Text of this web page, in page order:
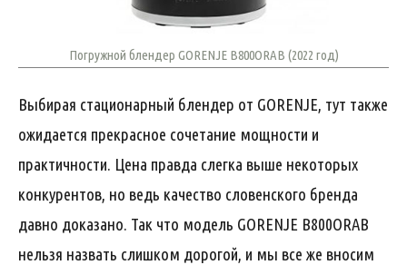
Погружной блендер GORENJE B800ORAB (2022 год)
Выбирая стационарный блендер от GORENJE, тут также
ожидается прекрасное сочетание мощности и
практичности. Цена правда слегка выше некоторых
конкурентов, но ведь качество словенского бренда
давно доказано. Так что модель GORENJE B800ORAB
нельзя назвать слишком дорогой, и мы все же вносим